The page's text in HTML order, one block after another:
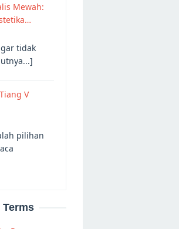
Mewah:
tidak
V
pilihan
Terms